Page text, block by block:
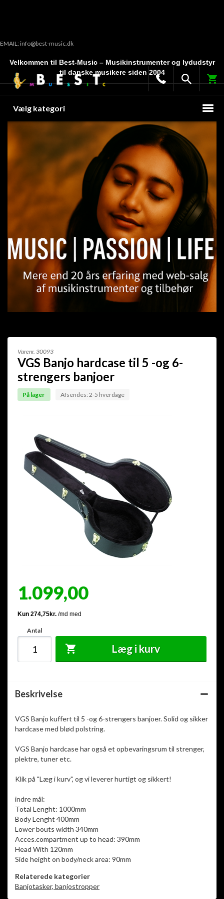
EMAIL: info@best-music.dk
Velkommen til Best-Music – Musikinstrumenter og lydudstyr
til danske musikere siden 2004
Vælg kategori
Varenr. 30093
VGS Banjo hardcase til 5 -og 6-
strengers banjoer
På lager Afsendes: 2-5 hverdage
1.099,00
Antal
Læg i kurv
Beskrivelse
VGS Banjo kuffert til 5 -og 6-strengers banjoer. Solid og sikker
hardcase med blød polstring.
VGS Banjo hardcase har også et opbevaringsrum til strenger,
plektre, tuner etc.
Klik på "Læg i kurv", og vi leverer hurtigt og sikkert!
indre mål:
Total Lenght: 1000mm
Body Lenght 400mm
Lower bouts width 340mm
Acces.compartment up to head: 390mm
Head With 120mm
Side height on body/neck area: 90mm
Relaterede kategorier
Banjotasker, banjostropper